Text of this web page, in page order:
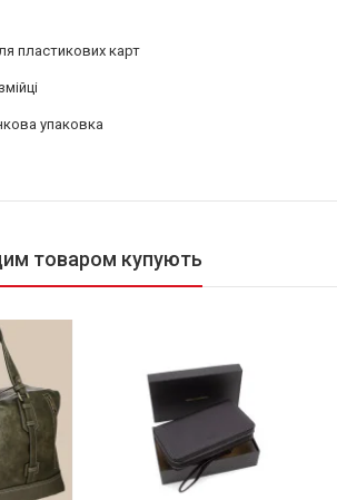
пластикових карт
упаковка
товаром купують